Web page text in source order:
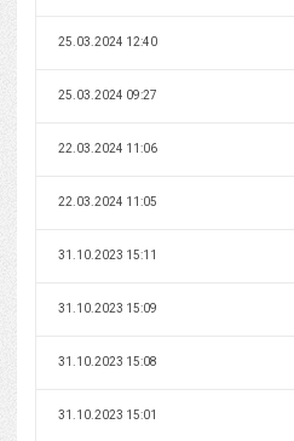
25.03.2024 12:40
25.03.2024 09:27
22.03.2024 11:06
22.03.2024 11:05
31.10.2023 15:11
31.10.2023 15:09
31.10.2023 15:08
31.10.2023 15:01